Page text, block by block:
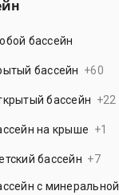
бассейн
бассейн +60
бассейн +22
на крыше +1
бассейн +7
с минеральной